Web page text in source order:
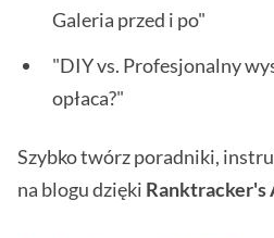
Galeria przed i po"
"DIY vs. Profesjonalny
opłaca?"
Szybko twórz poradniki,
na blogu dzięki